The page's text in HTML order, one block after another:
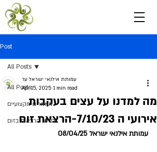
Post
All Posts
מאמרים מקצועיים
חדש! הרצאות בזום
All Posts
מה למדנו על עצים בעקבות
אירועי ה 7/10/23-הרצאת זום
עמותת אילנאי ישראל ער
Apr 15, 2025 1 min read
עמותת אילנאי ישראל 08/04/25